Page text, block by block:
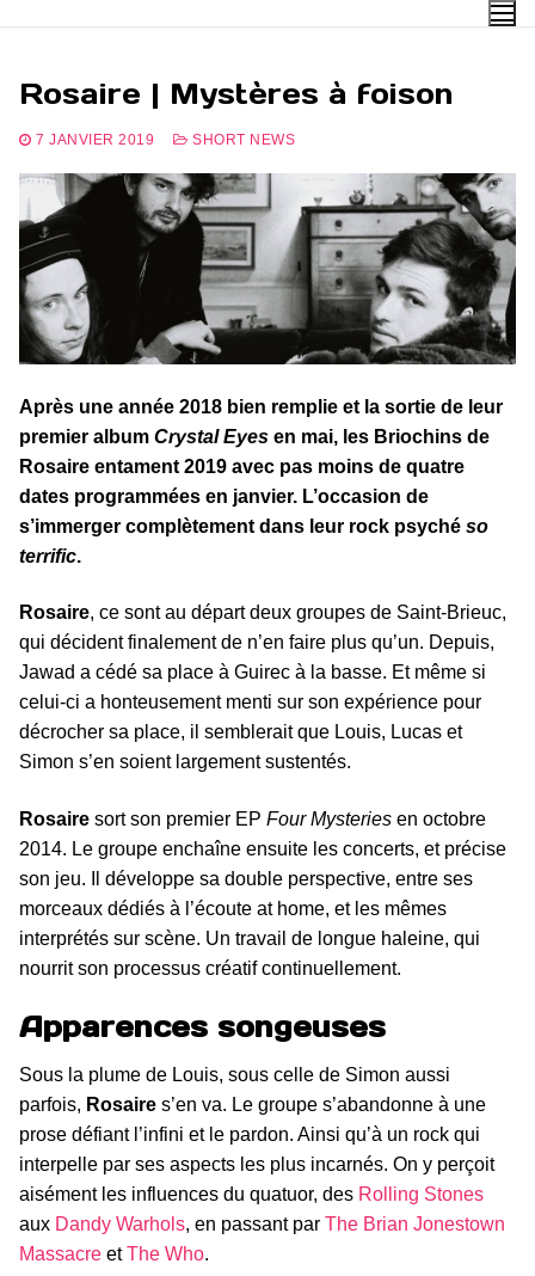
Rosaire | Mystères à foison
7 JANVIER 2019 SHORT NEWS
Après une année 2018 bien remplie et la sortie de leur
premier album Crystal Eyes en mai, les Briochins de
Rosaire entament 2019 avec pas moins de quatre
dates programmées en janvier. L’occasion de
s’immerger complètement dans leur rock psyché so
terrific.
Rosaire, ce sont au départ deux groupes de Saint-Brieuc,
qui décident finalement de n’en faire plus qu’un. Depuis,
Jawad a cédé sa place à Guirec à la basse. Et même si
celui-ci a honteusement menti sur son expérience pour
décrocher sa place, il semblerait que Louis, Lucas et
Simon s’en soient largement sustentés.
Rosaire sort son premier EP Four Mysteries en octobre
2014. Le groupe enchaîne ensuite les concerts, et précise
son jeu. Il développe sa double perspective, entre ses
morceaux dédiés à l’écoute at home, et les mêmes
interprétés sur scène. Un travail de longue haleine, qui
nourrit son processus créatif continuellement.
Apparences songeuses
Sous la plume de Louis, sous celle de Simon aussi
parfois, Rosaire s’en va. Le groupe s’abandonne à une
prose défiant l’infini et le pardon. Ainsi qu’à un rock qui
interpelle par ses aspects les plus incarnés. On y perçoit
aisément les influences du quatuor, des Rolling Stones
aux Dandy Warhols, en passant par The Brian Jonestown
Massacre etThe Who.